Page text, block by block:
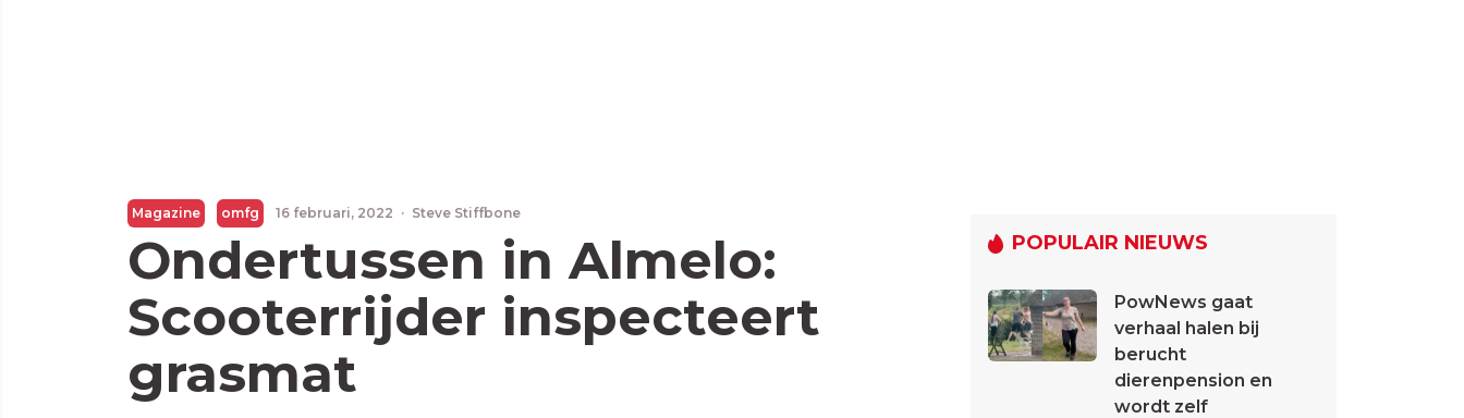
Magazine omfg 16 februari, 2022 · Steve Stiffbone
Ondertussen in Almelo:
Scooterrijder inspecteert
grasmat
POPULAIR NIEUWS
PowNews gaat
verhaal halen bij
berucht
dierenpension en
wordt zelf